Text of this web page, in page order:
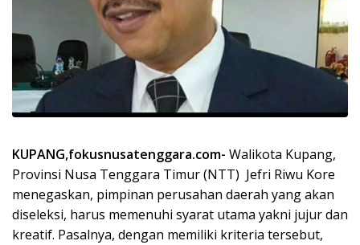
KUPANG,fokusnusatenggara.com- Walikota Kupang,
Provinsi Nusa Tenggara Timur (NTT) Jefri Riwu Kore
menegaskan, pimpinan perusahan daerah yang akan
diseleksi, harus memenuhi syarat utama yakni jujur dan
kreatif. Pasalnya, dengan memiliki kriteria tersebut,